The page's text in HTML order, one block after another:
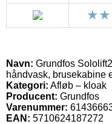
Navn: Grundfos
håndvask, brusekabine
Kategori: Afløb – kloak
Producent: Grundfos
Varenummer:
EAN: 5710624187272